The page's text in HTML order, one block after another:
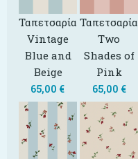
Ταπετσαρία
Vintage
Blue and
Beige
65,00 €
Ταπετσαρία
Two
Shades of
Pink
65,00 €